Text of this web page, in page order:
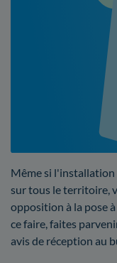
Même si
sur tous le territoire,
opposition à la pose
ce faire, faites
avis de réception au